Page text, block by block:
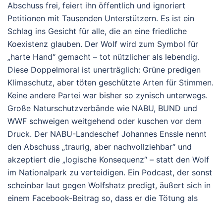
Abschuss frei, feiert ihn öffentlich und ignoriert
Petitionen mit Tausenden Unterstützern. Es ist ein
Schlag ins Gesicht für alle, die an eine friedliche
Koexistenz glauben. Der Wolf wird zum Symbol für
„harte Hand“ gemacht – tot nützlicher als lebendig.
Diese Doppelmoral ist unerträglich: Grüne predigen
Klimaschutz, aber töten geschützte Arten für Stimmen.
Keine andere Partei war bisher so zynisch unterwegs.
Große Naturschutzverbände wie NABU, BUND und
WWF schweigen weitgehend oder kuschen vor dem
Druck. Der NABU-Landeschef Johannes Enssle nennt
den Abschuss „traurig, aber nachvollziehbar“ und
akzeptiert die „logische Konsequenz“ – statt den Wolf
im Nationalpark zu verteidigen. Ein Podcast, der sonst
scheinbar laut gegen Wolfshatz predigt, äußert sich in
einem Facebook-Beitrag so, dass er die Tötung als